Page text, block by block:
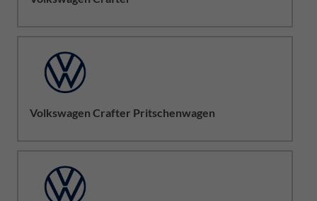
Volkswagen Crafter Pritschenwagen